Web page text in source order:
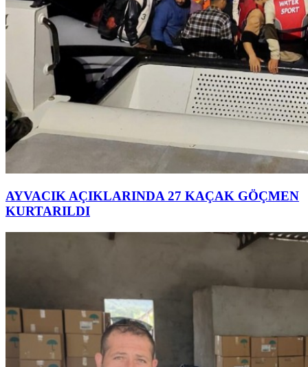
AYVACIK AÇIKLARINDA 27 KAÇAK GÖÇMEN
KURTARILDI